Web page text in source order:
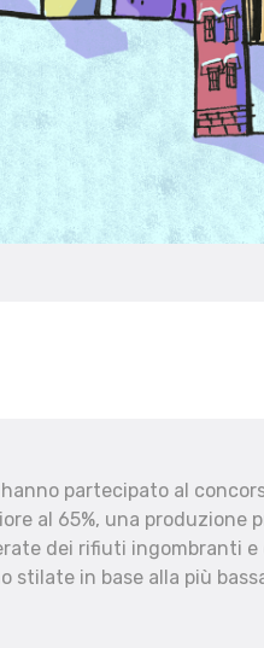
partecipato al
al 65%, una
dei rifiuti ingombranti
stilate in base alla più